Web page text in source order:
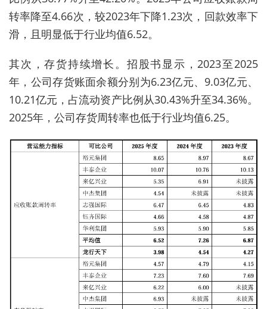
转率降至4.66次，较2023年下降1.23次，回款效率下
滑，且明显低于行业均值6.52。
其次，存货持续增长。招股书显示，2023至2025
年，公司存货账面余额分别为6.23亿元、9.03亿元、
10.21亿元，占流动资产比例从30.43%升至34.36%。
2025年，公司存货周转率也低于行业均值6.25。